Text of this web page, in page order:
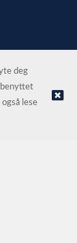
Kréatif
deg
benyttet
lese